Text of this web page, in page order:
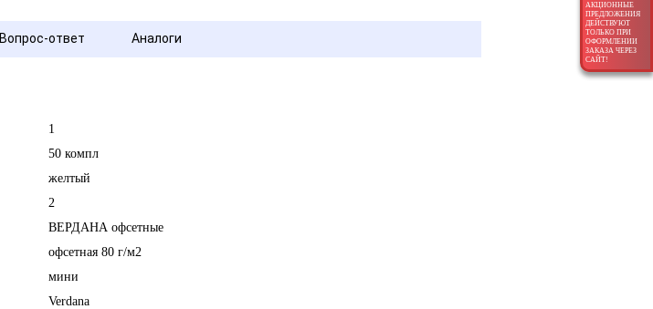
АКЦИОННЫЕ
ПРЕДЛОЖЕНИЯ
ДЕЙСТВУЮТ
ТОЛЬКО ПРИ
ОФОРМЛЕНИИ
ЗАКАЗА ЧЕРЕЗ
САЙТ!
Вопрос-ответ Аналоги
1
50 компл
желтый
2
ВЕРДАНА офсетные
офсетная 80 г/м2
мини
Verdana